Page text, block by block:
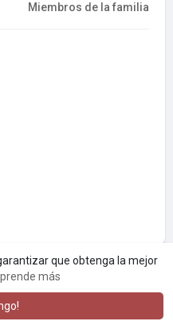
que obtenga la mejor
más
Miembros de la familia